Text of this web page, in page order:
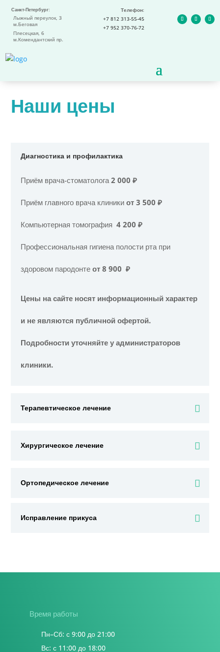
Санкт-Петербург:
Лыжный переулок, 3
м.Беговая
Плесецкая, 6
м.Комендантский пр.
Телефон:
+7 812 313-55-45
+7 952 370-76-72
Наши цены
Диагностика и профилактика
Приём врача-стоматолога2 000 ₽
Приём главного врача клиникиот 3 500 ₽
Компьютерная томография4 200 ₽
Профессиональная гигиена полости рта при
здоровом пародонтеот 8 900 ₽
Цены на сайте носят информационный характер
и не являются публичной офертой.
Подробности уточняйте у администраторов
клиники.
Терапевтическое лечение
Хирургическое лечение
Ортопедическое лечение
Исправление прикуса
Время работы
Пн–Сб: с 9:00 до 21:00
Вс: с 11:00 до 18:00